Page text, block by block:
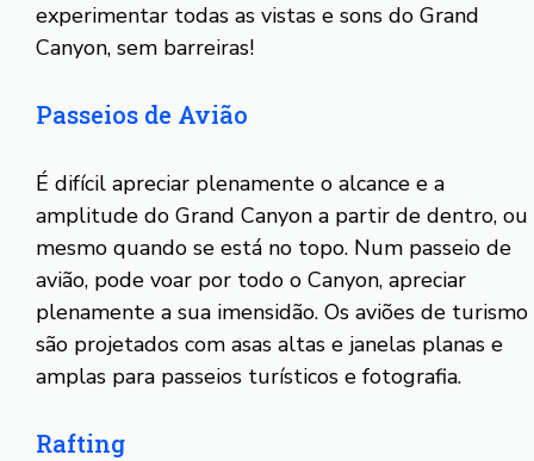
experimentar todas as vistas e sons do Grand
Canyon, sem barreiras!
Passeios de Avião
É difícil apreciar plenamente o alcance e a
amplitude do Grand Canyon a partir de dentro, ou
mesmo quando se está no topo. Num passeio de
avião, pode voar por todo o Canyon, apreciar
plenamente a sua imensidão. Os aviões de turismo
são projetados com asas altas e janelas planas e
amplas para passeios turísticos e fotografia.
Rafting